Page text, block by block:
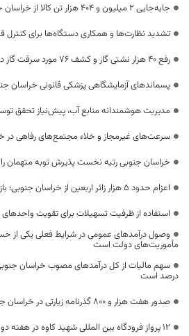
جابه‌جایی 2 میلیون و 404 هزار تن کالا از خراسان جنوبی به سراسر کشور
تشدید نظارت‌ها و همکاری دستگاه‌ها برای
رفع 40 هزار نشتی گاز و کشف 76 مورد سرقت گاز در چهار ماهه نخست سال
پسماندهای آزمایشگاهی پزشکی قانونی خراسان
مدیریت هوشمندانه منابع آب، پیش‌نیاز تحقق
سرعت‌های غیرمجاز و خلاء مجتمع‌های رفاهی در
خراسان جنوبی رتبه نخست پذیرش توبه متهمان
اعزام حدود 5 هزار زائر اربعین از خراسان جنوبی؛ بازگشت‌ها آغاز شد
استفاده از ظرفیت تسهیلات برای تقویت واحدهای
وصول درآمدهای عمومی در شرایط فعلی یکی از
مأموریت‌های دولت است
درصد است
صدور هفت هزار و ۸۰۰ گذرنامه زیارتی در خراسان جنوبی
۱۲ پرواز فرودگاه بین المللی شهید کاوه در هفته دوم مرداد